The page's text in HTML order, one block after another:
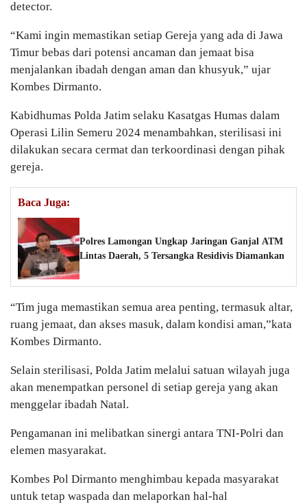
detector.
“Kami ingin memastikan setiap Gereja yang ada di Jawa
Timur bebas dari potensi ancaman dan jemaat bisa
menjalankan ibadah dengan aman dan khusyuk,” ujar
Kombes Dirmanto.
Kabidhumas Polda Jatim selaku Kasatgas Humas dalam
Operasi Lilin Semeru 2024 menambahkan, sterilisasi ini
dilakukan secara cermat dan terkoordinasi dengan pihak
gereja.
Baca Juga:
Polres Lamongan Ungkap Jaringan Ganjal ATM
Lintas Daerah, 5 Tersangka Residivis Diamankan
“Tim juga memastikan semua area penting, termasuk altar,
ruang jemaat, dan akses masuk, dalam kondisi aman,”kata
Kombes Dirmanto.
Selain sterilisasi, Polda Jatim melalui satuan wilayah juga
akan menempatkan personel di setiap gereja yang akan
menggelar ibadah Natal.
Pengamanan ini melibatkan sinergi antara TNI-Polri dan
elemen masyarakat.
Kombes Pol Dirmanto menghimbau kepada masyarakat
untuk tetap waspada dan melaporkan hal-hal